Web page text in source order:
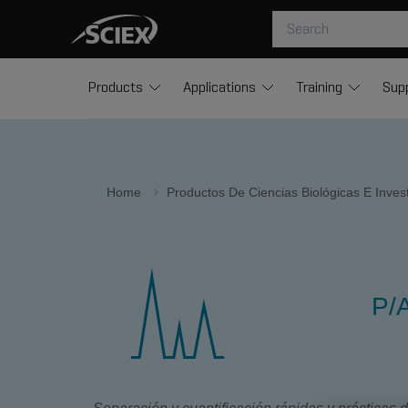
Products Applications Training
Home Productos De Ciencias Biológicas E
P/